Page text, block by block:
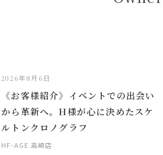
2026年8月6日
《お客様紹介》イベントでの出会い
から革新へ。H様が心に決めたスケ
ルトンクロノグラフ
HF-AGE 高崎店